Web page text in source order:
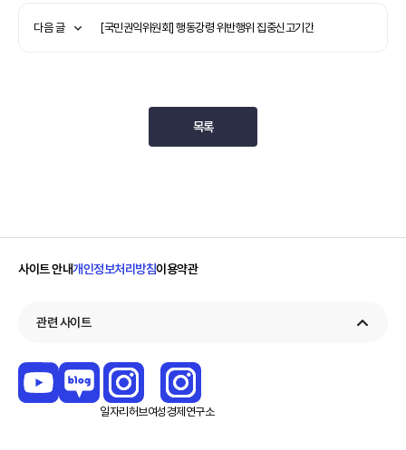
다음 글 [국민권익위원회] 행동강령 위반행위 집중신고기간
목록
사이트 안내개인정보처리방침이용약관
관련 사이트
일자리 허브여성경제 연구소